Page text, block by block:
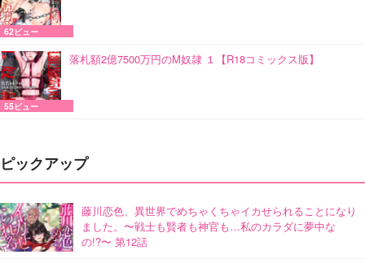
62ビュー
落札額2億7500万円のM奴隷 １【R18コミックス版】
55ビュー
ピックアップ
藤川恋色、異世界でめちゃくちゃイカせられることになり
ました。〜戦士も賢者も神官も…私のカラダに夢中な
の!?〜 第12話